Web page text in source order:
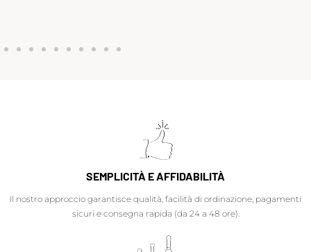
SEMPLICITÀ E AFFIDABILITÀ
Il nostro approccio garantisce qualità, facilità di ordinazione, pagamenti
sicuri e consegna rapida (da 24 a 48 ore).